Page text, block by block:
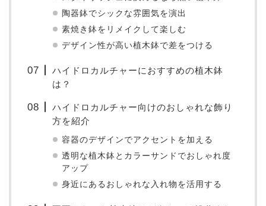
陶器鉢でシックな雰囲気を演出
素焼き鉢をリメイクして楽しむ
デザイン性が高い植木鉢で差をつける
ハイドロカルチャーにおすすめの植木鉢
は？
ハイドロカルチャー向けのおしゃれな飾り
方を紹介
容器のデザインでアクセントを加える
透明な植木鉢とカラーサンドでおしゃれ度
アップ
身近にあるおしゃれな入れ物を活用する